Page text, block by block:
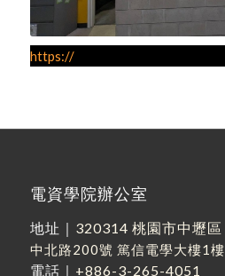
https://
電資學院辦公室
地址｜ 320314 桃園市中壢區
中北路200號 篤信電學大樓1樓
電話｜ +886-3-265-4051